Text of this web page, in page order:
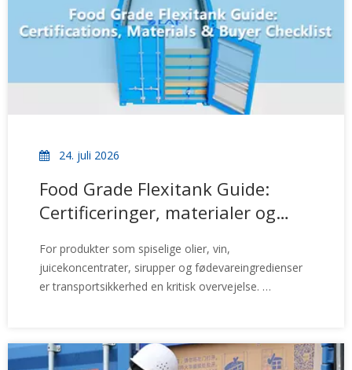
konstrueret omkring de praktiske krav til
polyurethanlogistik.
24. juli 2026
Food Grade Flexitank Guide:
Certificeringer, materialer og
For produkter som spiselige olier, vin,
juicekoncentrater, sirupper og fødevareingredienser
er transportsikkerhed en kritisk overvejelse.
fødevarer i bulkmængder, samtidig med at
produktkvaliteten opretholdes under transporten.